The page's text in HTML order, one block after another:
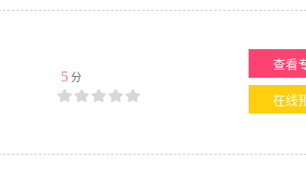
5 分
查看
在线